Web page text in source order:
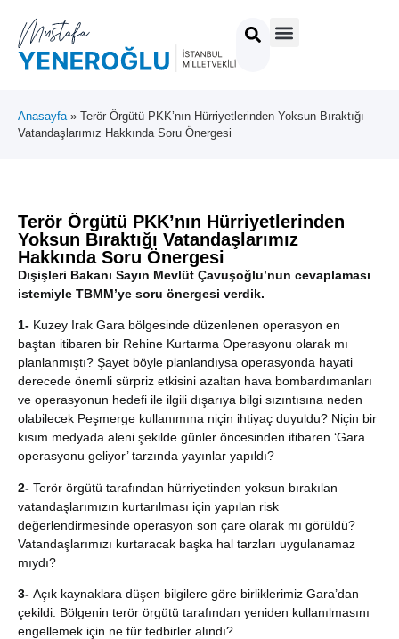
Anasayfa » Terör Örgütü PKK’nın Hürriyetlerinden Yoksun Bıraktığı
Vatandaşlarımız Hakkında Soru Önergesi
Terör Örgütü PKK’nın Hürriyetlerinden
Yoksun Bıraktığı Vatandaşlarımız
Hakkında Soru Önergesi
Dışişleri Bakanı Sayın Mevlüt Çavuşoğlu’nun cevaplaması
istemiyle TBMM’ye soru önergesi verdik.
1- Kuzey Irak Gara bölgesinde düzenlenen operasyon en
baştan itibaren bir Rehine Kurtarma Operasyonu olarak mı
planlanmıştı? Şayet böyle planlandıysa operasyonda hayati
derecede önemli sürpriz etkisini azaltan hava bombardımanları
ve operasyonun hedefi ile ilgili dışarıya bilgi sızıntısına neden
olabilecek Peşmerge kullanımına niçin ihtiyaç duyuldu? Niçin bir
kısım medyada aleni şekilde günler öncesinden itibaren ‘Gara
operasyonu geliyor’ tarzında yayınlar yapıldı?
2- Terör örgütü tarafından hürriyetinden yoksun bırakılan
vatandaşlarımızın kurtarılması için yapılan risk
değerlendirmesinde operasyon son çare olarak mı görüldü?
Vatandaşlarımızı kurtaracak başka hal tarzları uygulanamaz
mıydı?
3- Açık kaynaklara düşen bilgilere göre birliklerimiz Gara’dan
çekildi. Bölgenin terör örgütü tarafından yeniden kullanılmasını
engellemek için ne tür tedbirler alındı?